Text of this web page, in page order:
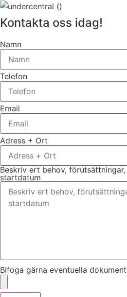
Kontakta oss idag!
Namn
Telefon
Email
Adress + Ort
Beskriv ert behov,
startdatum
Bifoga gärna eventuella